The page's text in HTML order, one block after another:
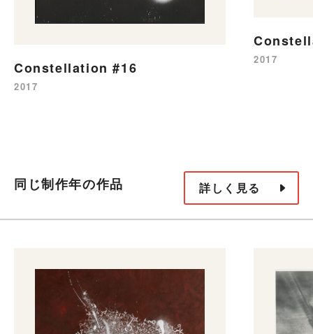
Constellation #16
2017
2017
同じ制作年の作品 詳しく見る